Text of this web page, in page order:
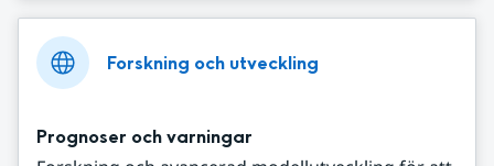
Forskning och utveckling
Prognoser och varningar